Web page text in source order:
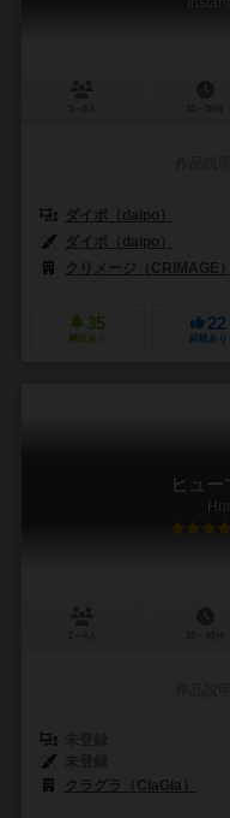
ダイポ（daipo）
ダイポ（daipo）
クリメージ（CRIMAGE）
35
興味あり
22
経験あり
ヒュ
クラグラ（ClaGla）